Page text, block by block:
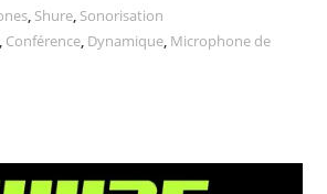
, Shure, Sonorisation
, Conférence, Dynamique, Microphone de